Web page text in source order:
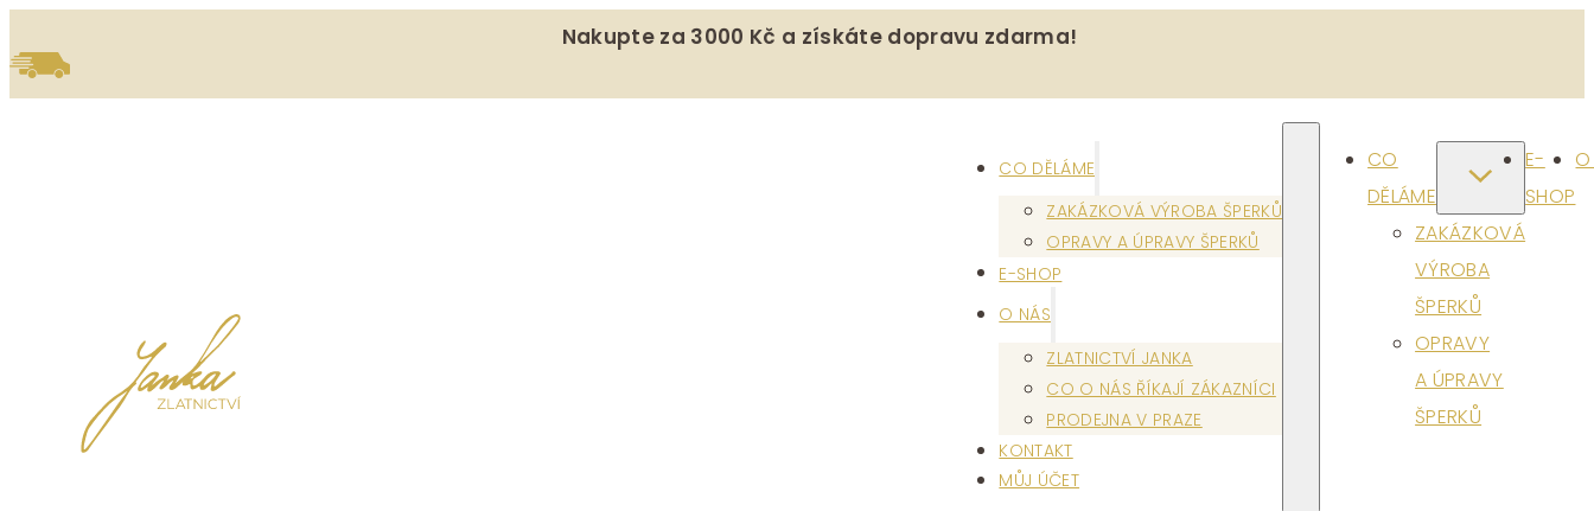
Nakupte za 3000 Kč a získáte dopravu zdarma!
CO DĚLÁME
ZAKÁZKOVÁ VÝROBA ŠPERKŮ
OPRAVY A ÚPRAVY ŠPERKŮ
E-SHOP
O NÁS
ZLATNICTVÍ JANKA
CO O NÁS ŘÍKAJÍ ZÁKAZNÍCI
PRODEJNA V PRAZE
KONTAKT
MŮJ ÚČET
CO
DĚLÁME
ZAKÁZKOVÁ
VÝROBA
ŠPERKŮ
OPRAVY
A ÚPRAVY
ŠPERKŮ
E-
SHOP